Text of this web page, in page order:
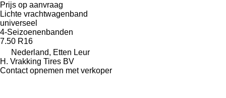
Prijs op aanvraag
Lichte vrachtwagenband
universeel
4-Seizoenenbanden
7.50 R16
Nederland, Etten Leur
H. Vrakking Tires BV
Contact opnemen met verkoper